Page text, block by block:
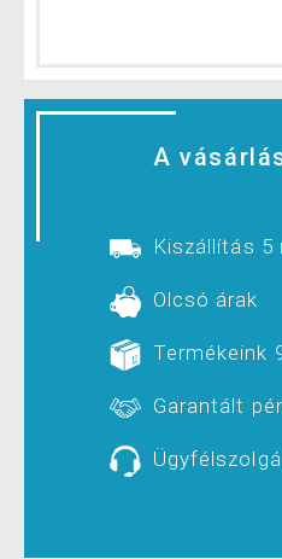
A
Kiszállítás 5
Olcsó árak
Termékeink
Garantált